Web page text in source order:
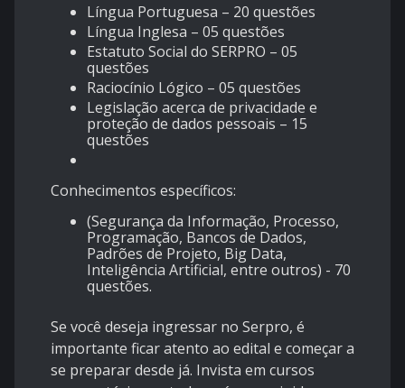
Língua Portuguesa – 20 questões
Língua Inglesa – 05 questões
Estatuto Social do SERPRO – 05
questões
Raciocínio Lógico – 05 questões
Legislação acerca de privacidade e
proteção de dados pessoais – 15
questões
Conhecimentos específicos:
(Segurança da Informação, Processo,
Programação, Bancos de Dados,
Padrões de Projeto, Big Data,
Inteligência Artificial, entre outros) - 70
questões.
Se você deseja ingressar no Serpro, é
importante ficar atento ao edital e começar a
se preparar desde já. Invista em cursos